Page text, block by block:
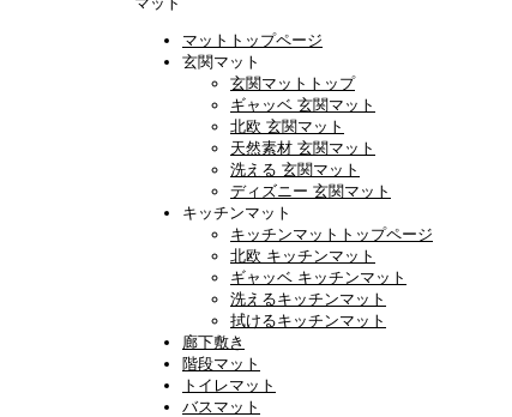
マットトップページ
玄関マット
玄関マットトップ
ギャッベ 玄関マット
北欧 玄関マット
天然素材 玄関マット
洗える 玄関マット
ディズニー 玄関マット
キッチンマット
キッチンマットトップページ
北欧 キッチンマット
ギャッベ キッチンマット
洗えるキッチンマット
拭けるキッチンマット
廊下敷き
階段マット
トイレマット
バスマット